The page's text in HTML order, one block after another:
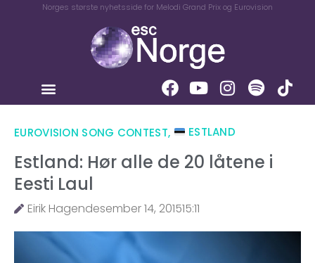
Norges største nyhetsside for Melodi Grand Prix og Eurovision
EUROVISION SONG CONTEST, ESTLAND
Estland: Hør alle de 20 låtene i
Eesti Laul
Eirik Hagendesember 14, 201515:11